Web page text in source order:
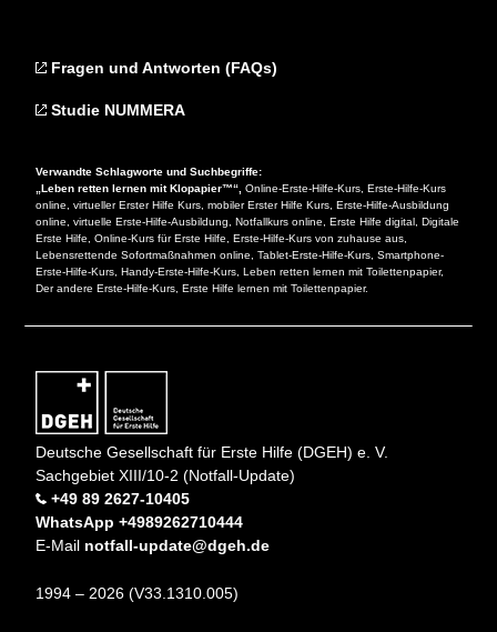
Fragen und Antworten (FAQs)
Studie NUMMERA
Verwandte Schlagworte und Suchbegriffe:
„Leben retten lernen mit Klopapier™“,Online-Erste-Hilfe-Kurs, Erste-Hilfe-Kurs
online, virtueller Erster Hilfe Kurs, mobiler Erster Hilfe Kurs, Erste-Hilfe-Ausbildung
online, virtuelle Erste-Hilfe-Ausbildung, Notfallkurs online, Erste Hilfe digital, Digitale
Erste Hilfe, Online-Kurs für Erste Hilfe, Erste-Hilfe-Kurs von zuhause aus,
Lebensrettende Sofortmaßnahmen online, Tablet-Erste-Hilfe-Kurs, Smartphone-
Erste-Hilfe-Kurs, Handy-Erste-Hilfe-Kurs, Leben retten lernen mit Toilettenpapier,
Der andere Erste-Hilfe-Kurs, Erste Hilfe lernen mit Toilettenpapier.
Deutsche Gesellschaft für Erste Hilfe (DGEH) e. V.
Sachgebiet XIII/10-2 (Notfall-Update)
+49 89 2627-10405
WhatsApp +4989262710444
E-Mail notfall-update@dgeh.de
1994 – 2026 (V33.1310.005)